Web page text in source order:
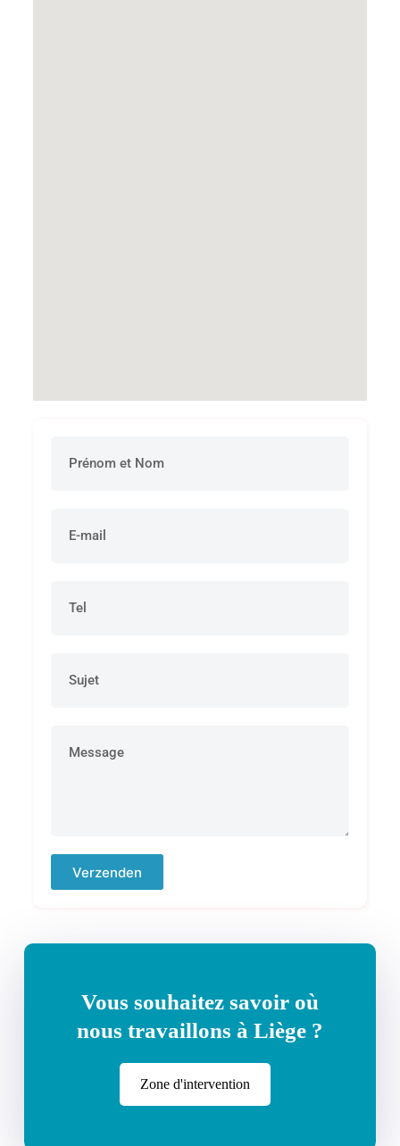
Verzenden
Vous souhaitez savoir où
nous travaillons à Liège ?
Zone d'intervention